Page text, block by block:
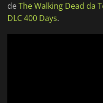
deThe Walking Dead da
DLC 400 Days.